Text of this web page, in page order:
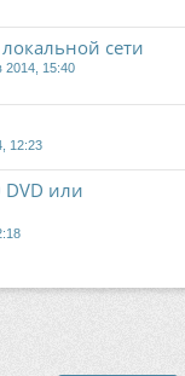
сети
2014, 15:40
12:23
DVD или